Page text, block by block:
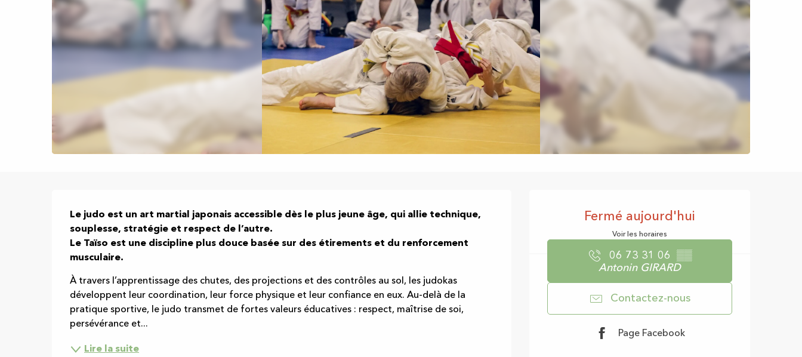
Ouverture et
Fermé aujourd'hui
Voir les horaires
06 73 31 06 ▒▒
Antonin GIRARD
Contactez-nous
Page Facebook
Description
Le judo est un art martial japonais accessible dès le plus jeune âge, qui allie technique,
souplesse, stratégie et respect de l’autre.
Le Taïso est une discipline plus douce basée sur des étirements et du renforcement
musculaire.
À travers l’apprentissage des chutes, des projections et des contrôles au sol, les judokas
développent leur coordination, leur force physique et leur confiance en eux. Au-delà de la
pratique sportive, le judo transmet de fortes valeurs éducatives : respect, maîtrise de soi,
persévérance et...
Lire la suite